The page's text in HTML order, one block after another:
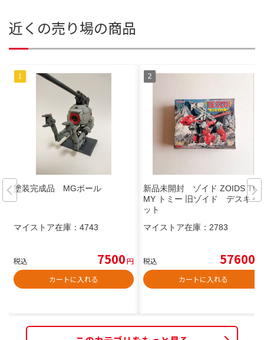
近くの売り場の商品
塗装完成品 MGボール
マイストア在庫： 4743
税込 7500円
カートに入れる
新品未開封 ゾイド ZOIDS TO
MY トミー 旧ゾイド デスキャ
ット
マイストア在庫： 2783
税込 57600
カートに入れる